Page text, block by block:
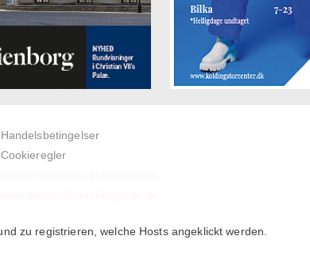
Handelsbetingelser
Cookieregler
zu registrieren, welche Hosts angeklickt werden.